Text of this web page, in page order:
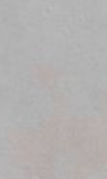
elbil ID.3
Med över 160 000
ursprungliga kapacitet
betydligt bättre än
på landsvägar och
av sitt slag för ID.-serien.
många körda kilometer,
och bilen laddades